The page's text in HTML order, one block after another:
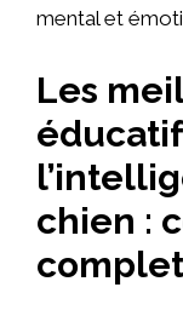
mental et
Les
chien :
complet